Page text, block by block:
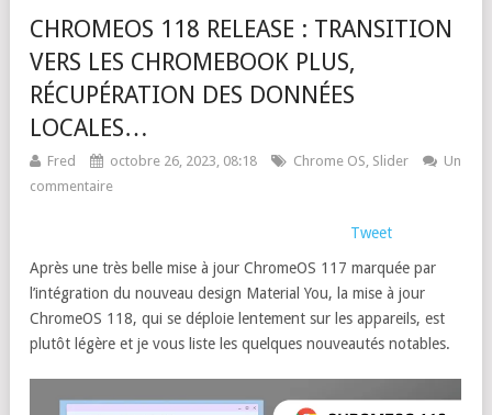
CHROMEOS 118 RELEASE : TRANSITION
VERS LES CHROMEBOOK PLUS,
RÉCUPÉRATION DES DONNÉES
LOCALES…
Fred octobre 26, 2023, 08:18 Chrome OS, Slider
Un
commentaire
Tweet
Après une très belle mise à jour ChromeOS 117 marquée par
l’intégration du nouveau design Material You, la mise à jour
ChromeOS 118, qui se déploie lentement sur les appareils, est
plutôt légère et je vous liste les quelques nouveautés notables.